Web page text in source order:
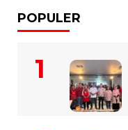
POPULER